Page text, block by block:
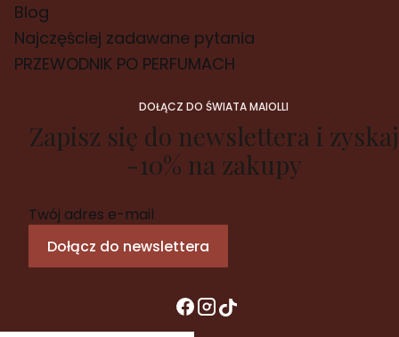
Blog
Najczęściej zadawane pytania
PRZEWODNIK PO PERFUMACH
DOŁĄCZ DO ŚWIATA MAIOLLI
Zapisz się do newslettera i zyskaj
-10% na zakupy
Twój adres e-mail
Dołącz do newslettera